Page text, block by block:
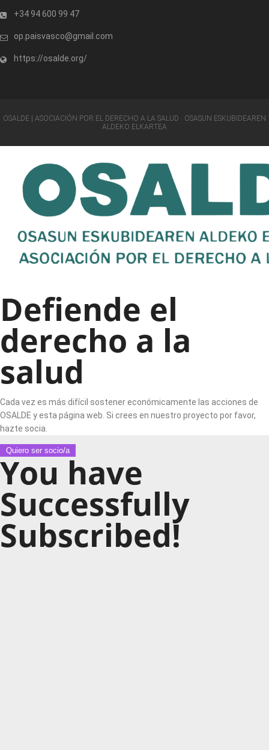
+34 94 600 99 47
op.paisvasco@gmail.com
https://osalde.org/
OSALDE | ASOCIACIÓN POR EL DERECHO A LA SALUD · OSASUN ESKUBIDEAREN
ALDEKO ELKARTEA
Defiende el
derecho a la
salud
Cada vez es más difícil sostener económicamente las acciones de
OSALDE y esta página web. Si crees en nuestro proyecto por favor,
hazte socia.
Quiero ser socio/a
You have
Successfully
Subscribed!